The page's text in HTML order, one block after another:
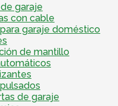
garaje
con cable
garaje doméstico
de mantillo
de garaje